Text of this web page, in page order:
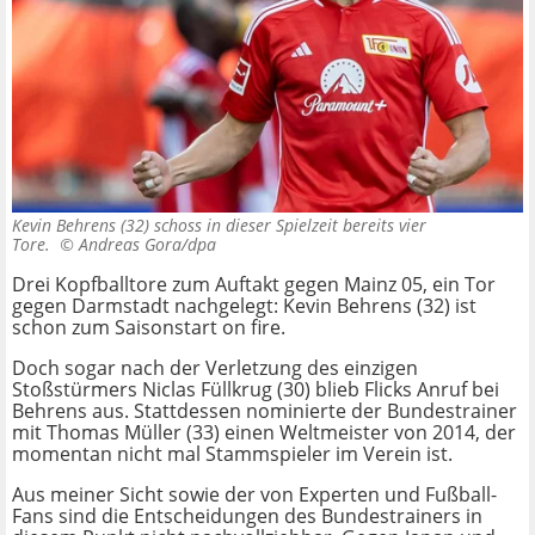
Kevin Behrens (32) schoss in dieser Spielzeit bereits vier
Tore. ©Andreas Gora/dpa
Drei Kopfballtore zum Auftakt gegen Mainz 05, ein Tor
gegen Darmstadt nachgelegt: Kevin Behrens (32) ist
schon zum Saisonstart on fire.
Doch sogar nach der Verletzung des einzigen
Stoßstürmers Niclas Füllkrug (30) blieb Flicks Anruf bei
Behrens aus. Stattdessen nominierte der Bundestrainer
mit Thomas Müller (33) einen Weltmeister von 2014, der
momentan nicht mal Stammspieler im Verein ist.
Aus meiner Sicht sowie der von Experten und Fußball-
Fans sind die Entscheidungen des Bundestrainers in